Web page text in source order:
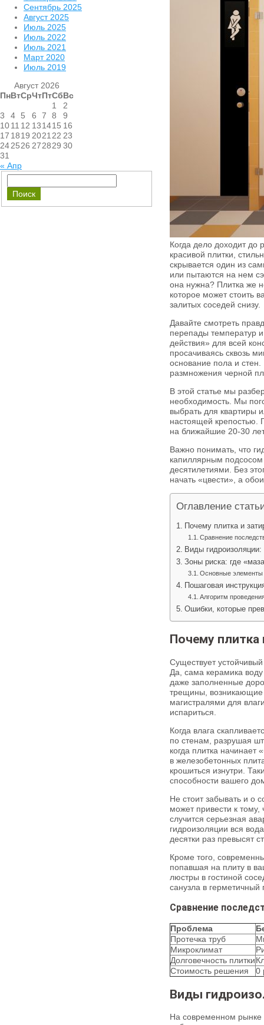
Сентябрь 2025
Август 2025
Июль 2025
Июль 2022
Июль 2021
Март 2020
Июль 2019
Август 2026
ПнВтСрЧтПтСбВс
1
2
3
4 5 6 7 8
9
1011 12 131415 16
17 1819 2021 22 23
242526 272829 30
31
« Апр
Когда дело доходит до
красивой плитки,
скрывается один из
или пытаются на нем
она нужна? Плитка же
которое может стоить
залитых соседей снизу.
Давайте смотреть
перепады температур
действия» для всей
просачиваясь сквозь
основание пола и
размножения черной
В этой статье мы
необходимость. Мы
выбрать для квартиры
настоящей крепостью.
на ближайшие 20-30
Важно понимать, что
капиллярным подсосом
десятилетиями. Без
начать «цвести», а
Оглавление
Почему плитка и
Сравнение
Виды
Зоны риска: где
Основные элементы
Пошаговая
Алгоритм
Ошибки, которые
Почему плитка
Существует
Да, сама керамика
даже заполненные
трещины, возникающие
магистралями для
испариться.
Когда влага
по стенам, разрушая
когда плитка начинает
в железобетонных
крошиться изнутри.
способности вашего
Не стоит забывать и о
может привести к тому,
случится серьезная
гидроизоляции вся
десятки раз превысят
Кроме того,
попавшая на плиту в
люстры в гостиной
санузла в герметичный
Сравнение
Проблема
Протечка труб
Микроклимат
Долговечность плитки
Стоимость решения
0
Виды
На современном рынке